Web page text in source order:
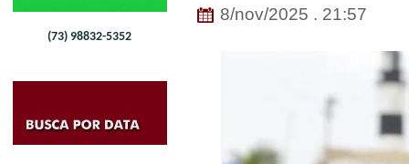
(73) 98832-5352
8/nov/2025 . 21:57